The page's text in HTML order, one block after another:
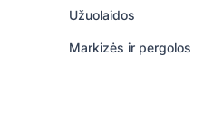
priežiūra
švelnios priežiūros, kad
Jas rekomenduojama
skalbimo priemones
Užuolaidos
Markizės ir pergolos